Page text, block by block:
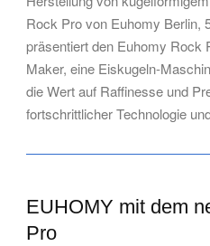
Rock Pro von Euhomy Berlin,
präsentiert den Euhomy Rock
Maker, eine Eiskugeln-
die Wert auf Raffinesse und
fortschrittlicher Technologie
EUHOMY mit dem
Pro